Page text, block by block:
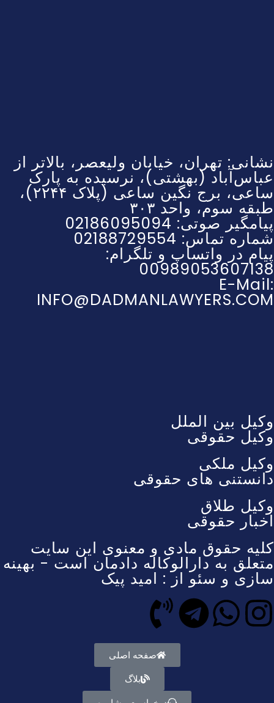
نشانی: تهران، خیابان ولیعصر، بالاتر از
عباس‌آباد (بهشتی)، نرسیده به پارک
ساعی، برج نگین ساعی (پلاک ۲۲۴۴)،
طبقه سوم، واحد ۳۰۳
پیامگیر صوتی: 02186095094
شماره تماس: 02188729554
پیام در واتساپ و تلگرام:
00989053607138
E-Mail:
INFO@DADMANLAWYERS.COM
وکیل بین الملل
وکیل حقوقی
وکیل ملکی
دانستنی های حقوقی
وکیل طلاق
اخبار حقوقی
کلیه حقوق مادی و معنوی این سایت
متعلق به دارالوکاله دادمان است - بهینه
سازی و سئو از : امید پیک
صفحه اصلی
بلاگ